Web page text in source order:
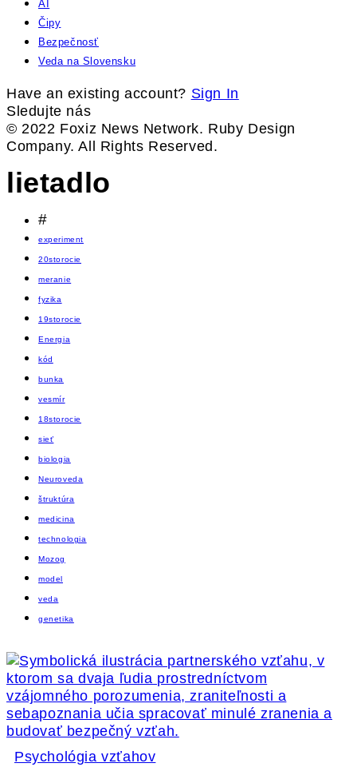
AI
Čipy
Bezpečnosť
Veda na Slovensku
Have an existing account? Sign In
Sledujte nás
© 2022 Foxiz News Network. Ruby Design
Company. All Rights Reserved.
lietadlo
#
experiment
20storocie
meranie
fyzika
19storocie
Energia
kód
bunka
vesmír
18storocie
sieť
biologia
Neuroveda
štruktúra
medicina
technologia
Mozog
model
veda
genetika
Psychológia vzťahov